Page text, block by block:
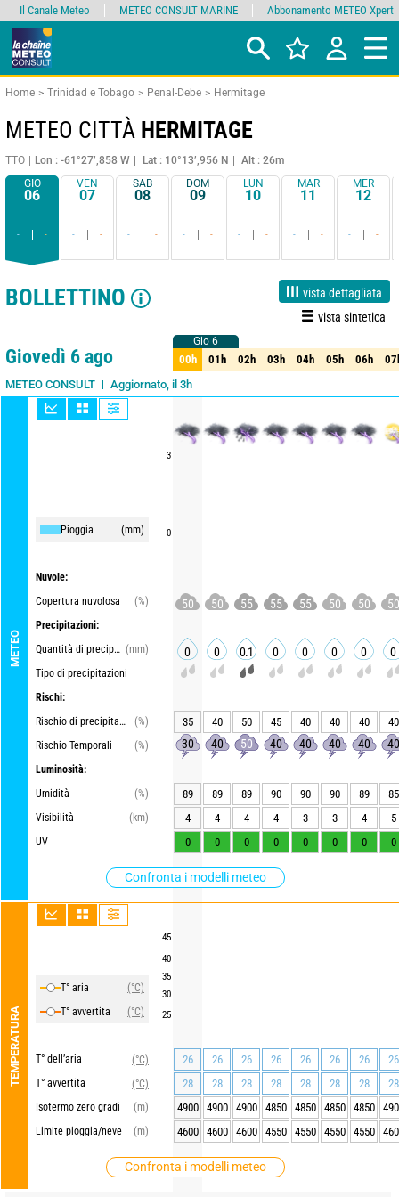
Home Trinidad e Tobago Penal-Debe Hermitage
METEO CITTÀ HERMITAGE
TTO Lon : -61°27’,858 W Lat : 10°13’,956 N
Alt : 26m
GIO
06
- -
VEN
07
- -
SAB
08
- -
DOM
09
- -
LUN
10
- -
MAR
11
- -
MER
12
- -
BOLLETTINO
vista dettagliata
vista sintetica
1 giorno 3 giorni 15 giorni Affidabilità 85%
Giovedì 6 ago
METEO CONSULT Aggiornato, il 3h
METEO
Pioggia (mm)
Nuvole:
Copertura nuvolosa
(%)
Precipitazioni:
Quantità di precipitazioni (mm)
Tipo di precipitazioni
Rischi:
Rischio di precipitazioni
(%)
Rischio Temporali
(%)
Luminosità:
Umidità
(%)
Visibilità
(km)
UV
Confronta i modelli meteo
TEMPERATURA
T° aria
(°C)
T° avvertita
(°C)
T° dell’aria
(°C)
T° avvertita
(°C)
Isotermo zero gradi
(m)
Limite pioggia/neve
(m)
Confronta i modelli meteo
3
0
45
40
35
30
25
Gio 6
00h 01h 02h 03h 04h 05h 06h
Gio 6
00h 01h 02h 03h 04h 05h 06h
50 50 55 55 55 50 50 50
0 0 0.1 0 0 0 0 0
35 40 50 45 40 40 40 40
30 40 50 40 40 40 40 40
89 89 89 90 90 90 89
85
4
4 4 4 3 3 4
5
0
0 0 0 0 0 0 0
26 26 26 26 26 26 26
26
28
28 28 28 28 28 28
28
4900
4900 4900 4850 4850 4850 4850
4600
4600 4600 4550 4550 4550 4550
Il Canale Meteo METEO CONSULT MARINE Abbonamento METEO Xpert